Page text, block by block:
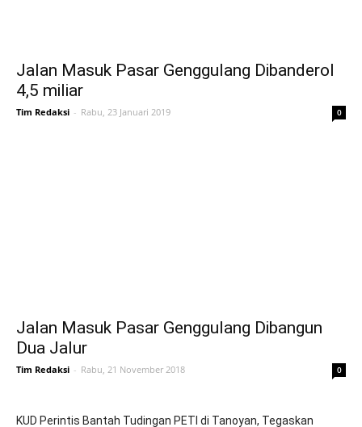
Jalan Masuk Pasar Genggulang Dibanderol
4,5 miliar
Tim Redaksi - Rabu, 23 Januari 2019 0
Jalan Masuk Pasar Genggulang Dibangun
Dua Jalur
Tim Redaksi - Rabu, 21 November 2018 0
KUD Perintis Bantah Tudingan PETI di Tanoyan, Tegaskan